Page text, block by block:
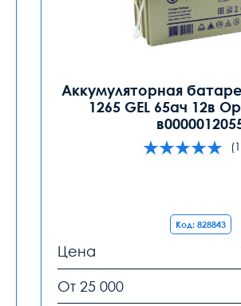
Аккумуляторная
1265 GEL 65ач 12в
Код: 828843
Цена
От 25 000